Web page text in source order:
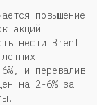
повышение
акций
нефти Brent
и перевалив
на 2-6% за